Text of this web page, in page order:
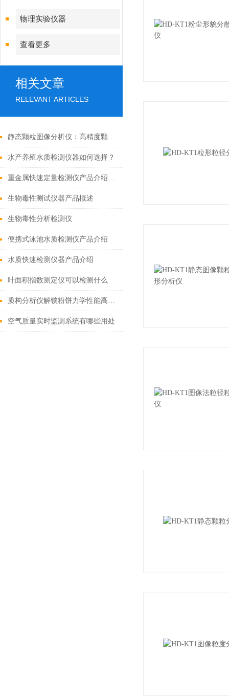
物理实验仪器
查看更多
相关文章
RELEVANT ARTICLES
静态颗粒图像分析仪：高精度颗粒表征核心设备
水产养殖水质检测仪器如何选择？
重金属快速定量检测仪产品介绍说明
生物毒性测试仪器产品概述
生物毒性分析检测仪
便携式泳池水质检测仪产品介绍
水质快速检测仪器产品介绍
叶面积指数测定仪可以检测什么
质构分析仪解锁粉饼力学性能高效检测方案
空气质量实时监测系统有哪些用处